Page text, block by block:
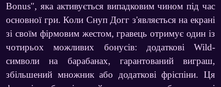
Bonus", яка активується випадковим чином під час
основної гри. Коли Снуп Догг з'являється на екрані
зі своїм фірмовим жестом, гравець отримує один із
чотирьох можливих бонусів: додаткові Wild-
символи на барабанах, гарантований виграш,
збільшений множник або додаткові фріспіни. Ця